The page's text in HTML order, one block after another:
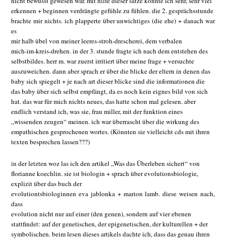
erkennen + beginnen verdrängte gefühle zu fühlen. die 2. gesprächsstunde
brachte mir nichts. ich plapperte über unwichtiges (die ehe) + danach war
es
mir halb übel von meiner leeres-stroh-drescherei, dem verbalen
mich-im-kreis-drehen. in der 3. stunde fragte ich nach dem entstehen des
selbstbildes. herr m. war zuerst irritiert über meine frage + versuchte
auszuweichen. dann aber sprach er über die blicke der eltern in denen das
baby sich spiegelt + je nach art dieser blicke sind die informationen die
das baby über sich selbst empfängt, da es noch kein eignes bild von sich
hat. das war für mich nichts neues, das hatte schon mal gelesen. aber
endlich verstand ich, was sie, frau miller, mit der funktion eines
„wissenden zeugen“ meinen. ich war überrascht über die wirkung des
empathischen gesprochenen wortes. (Könnten sie vielleicht cds mit ihren
texten besprechen lassen???)
in der letzten woz las ich den artikel „Was das Überleben sichert“ von
florianne koechlin. sie ist biologin + sprach über evolutionsbiologie,
explizit über das buchder
evolutiontsbiologinnen eva jablonka + marion lamb. diese weisen nach,
dass
evolution nicht nur auf einer (den genen), sondern auf vier ebenen
stattfindet: auf der genetischen, der epigenetischen, der kulturellen + der
symbolischen. beim lesen dieses artikels dachte ich, dass das genau ihren